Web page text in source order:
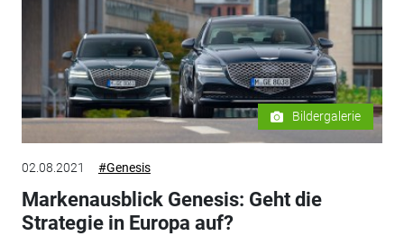
Bildergalerie
02.08.2021 #Genesis
Markenausblick Genesis: Geht die
Strategie in Europa auf?